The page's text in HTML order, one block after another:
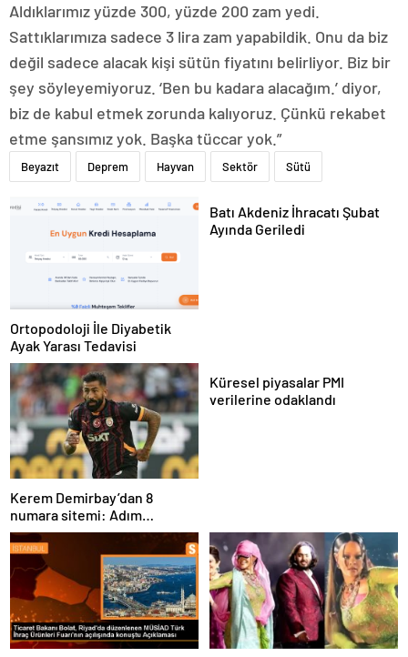
Aldıklarımız yüzde 300, yüzde 200 zam yedi.
Sattıklarımıza sadece 3 lira zam yapabildik. Onu da biz
değil sadece alacak kişi sütün fiyatını belirliyor. Biz bir
şey söyleyemiyoruz. ‘Ben bu kadara alacağım.’ diyor,
biz de kabul etmek zorunda kalıyoruz. Çünkü rekabet
etme şansımız yok. Başka tüccar yok.”
Beyazıt Deprem Hayvan Sektör Sütü
Ortopodoloji İle Diyabetik
Ayak Yarası Tedavisi
Batı Akdeniz İhracatı Şubat
Ayında Geriledi
Kerem Demirbay’dan 8
numara sitemi: Adım
Kereminho olsaydı…
Küresel piyasalar PMI
verilerine odaklandı